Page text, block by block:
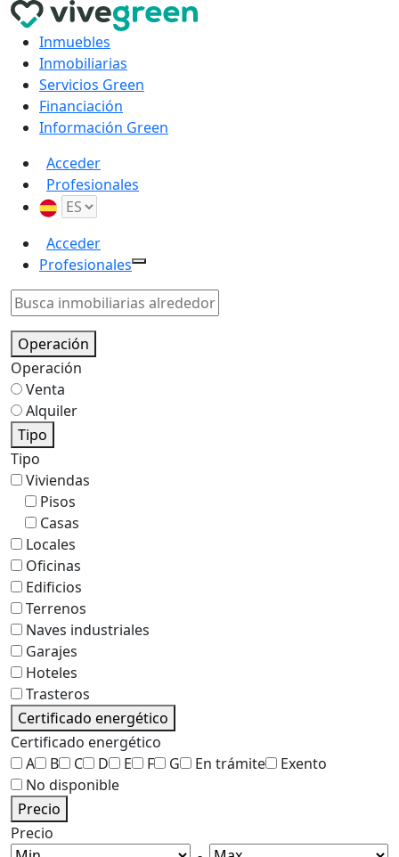
Inmuebles
Inmobiliarias
Servicios Green
Financiación
Información Green
Acceder
Profesionales
Acceder
Profesionales
Operación
Operación
Venta
Alquiler
Tipo
Tipo
Viviendas
Pisos
Casas
Locales
Oficinas
Edificios
Terrenos
Naves industriales
Garajes
Hoteles
Trasteros
Certificado energético
Certificado energético
A
B C D E F G En trámite
Exento
No disponible
Precio
Precio